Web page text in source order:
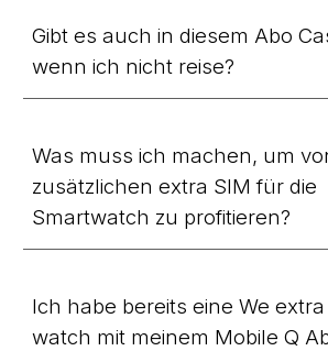
Gibt es auch in diesem Abo
wenn ich nicht reise?
Was muss ich machen, um
zusätzlichen extra SIM für die
Smartwatch zu profitieren?
Ich habe bereits eine We extra
watch mit meinem Mobile Q